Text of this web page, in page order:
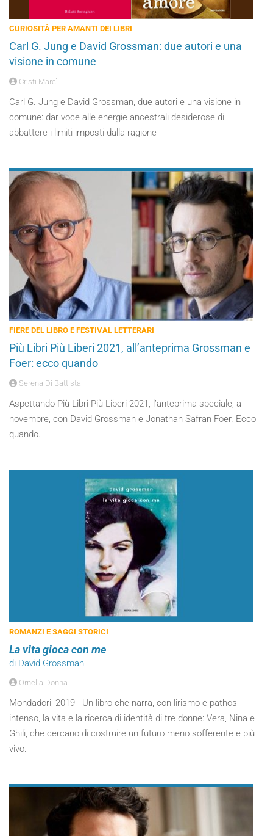
CURIOSITÀ PER AMANTI DEI LIBRI
Carl G. Jung e David Grossman: due autori e una
visione in comune
Cristi Marcì
Carl G. Jung e David Grossman, due autori e una visione in
comune: dar voce alle energie ancestrali desiderose di
abbattere i limiti imposti dalla ragione
FIERE DEL LIBRO E FESTIVAL LETTERARI
Più Libri Più Liberi 2021, all’anteprima Grossman e
Foer: ecco quando
Serena Di Battista
Aspettando Più Libri Più Liberi 2021, l’anteprima speciale, a
novembre, con David Grossman e Jonathan Safran Foer. Ecco
quando.
ROMANZI E SAGGI STORICI
La vita gioca con me
di David Grossman
Ornella Donna
Mondadori, 2019 - Un libro che narra, con lirismo e pathos
intenso, la vita e la ricerca di identità di tre donne: Vera, Nina e
Ghili, che cercano di costruire un futuro meno sofferente e più
vivo.